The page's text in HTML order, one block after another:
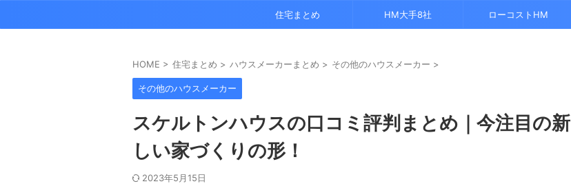
住宅まとめ HM大手8社 ローコストHM
HOME > 住宅まとめ > ハウスメーカーまとめ > その他のハウスメーカー >
その他のハウスメーカー
スケルトンハウスの口コミ評判まとめ｜今注目の新
しい家づくりの形！
2023年5月15日